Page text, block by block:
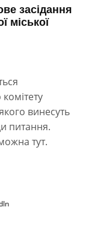
засідання
міської
винесуть
питання.
тут.